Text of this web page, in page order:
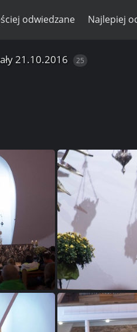
odwiedzane Najlepiej
21.10.2016 25